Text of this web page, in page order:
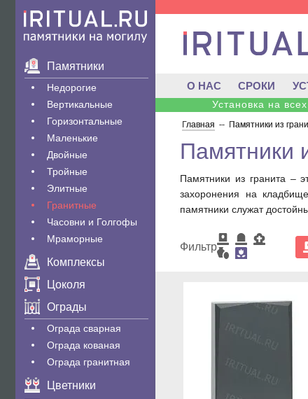
Памятники
Недорогие
Вертикальные
Горизонтальные
Маленькие
Двойные
Тройные
Элитные
Гранитные
Часовни и Голгофы
Мраморные
Комплексы
Цоколя
Ограды
Ограда сварная
Ограда кованая
Ограда гранитная
Цветники
О НАС СРОКИ
Установка на
Главная -- Памятники из
Памятники
Памятники из гранита –
захоронения на
памятники служат
Фильтр